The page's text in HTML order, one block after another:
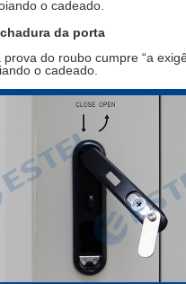
o cadeado.
da porta
do roubo cumpre “a
o cadeado.